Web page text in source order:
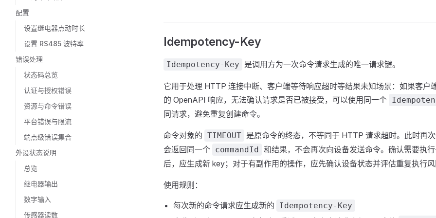
配置
设置继电器点动时长
设置 RS485 波特率
错误处理
状态码总览
认证与授权错误
资源与命令错误
平台错误与限流
端点级错误集合
外设状态说明
总览
继电器输出
数字输入
传感器读数
Idempotency-Key
Idempotency-Key 是调用方为一次命令请求生成的唯一请求键。
它用于处理 HTTP 连接中断、客户端等待响应超时等结果未知场景：如果客户
的 OpenAPI 响应，无法确认请求是否已被接受，可以使用同一个
同请求，避免重复创建命令。
命令对象的 TIMEOUT 是原命令的终态，不等同于 HTTP 请求超时。此时再
会返回同一个 commandId 和结果，不会再次向设备发送命令。确认需要执
后，应生成新 key；对于有副作用的操作，应先确认设备状态并评估重复执行
使用规则：
每次新的命令请求应生成新的 Idempotency-Key